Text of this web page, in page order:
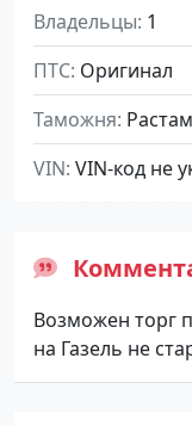
Владельцы 1
ПТС Оригинал
Таможня
VIN VIN-код не
Возможен торг
на Газель не